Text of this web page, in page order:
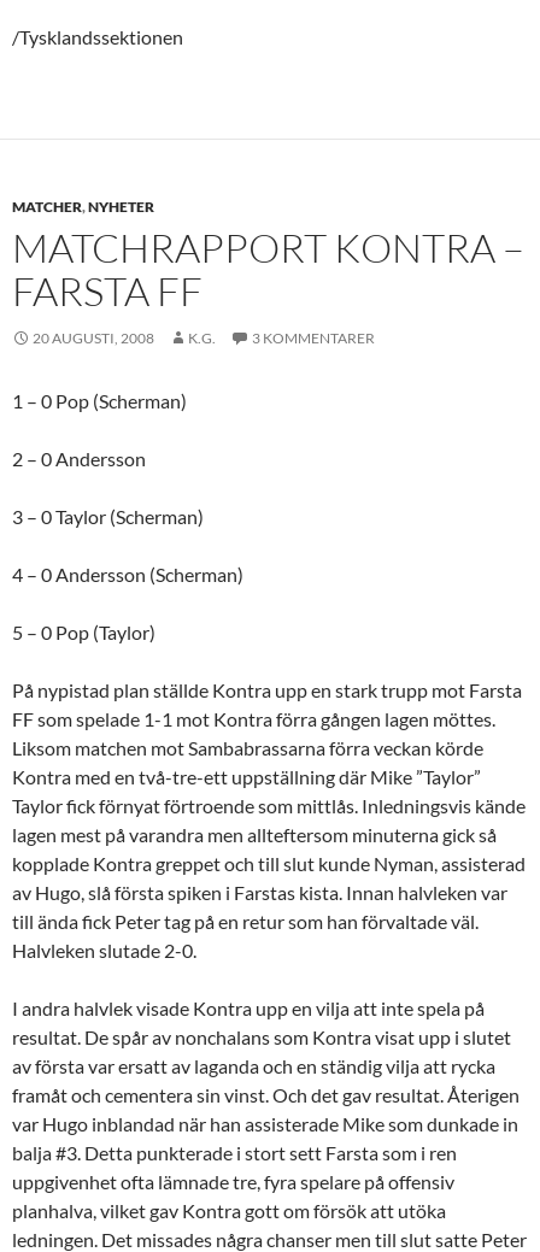
/Tysklandssektionen
MATCHER,NYHETER
MATCHRAPPORT KONTRA –
FARSTA FF
20 AUGUSTI, 2008 K.G. 3 KOMMENTARER
1 – 0 Pop (Scherman)
2 – 0 Andersson
3 – 0 Taylor (Scherman)
4 – 0 Andersson (Scherman)
5 – 0 Pop (Taylor)
På nypistad plan ställde Kontra upp en stark trupp mot Farsta
FF som spelade 1-1 mot Kontra förra gången lagen möttes.
Liksom matchen mot Sambabrassarna förra veckan körde
Kontra med en två-tre-ett uppställning där Mike ”Taylor”
Taylor fick förnyat förtroende som mittlås. Inledningsvis kände
lagen mest på varandra men allteftersom minuterna gick så
kopplade Kontra greppet och till slut kunde Nyman, assisterad
av Hugo, slå första spiken i Farstas kista. Innan halvleken var
till ända fick Peter tag på en retur som han förvaltade väl.
Halvleken slutade 2-0.
I andra halvlek visade Kontra upp en vilja att inte spela på
resultat. De spår av nonchalans som Kontra visat upp i slutet
av första var ersatt av laganda och en ständig vilja att rycka
framåt och cementera sin vinst. Och det gav resultat. Återigen
var Hugo inblandad när han assisterade Mike som dunkade in
balja #3. Detta punkterade i stort sett Farsta som i ren
uppgivenhet ofta lämnade tre, fyra spelare på offensiv
planhalva, vilket gav Kontra gott om försök att utöka
ledningen. Det missades några chanser men till slut satte Peter